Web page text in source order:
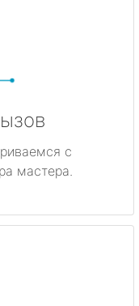
с
мастера.